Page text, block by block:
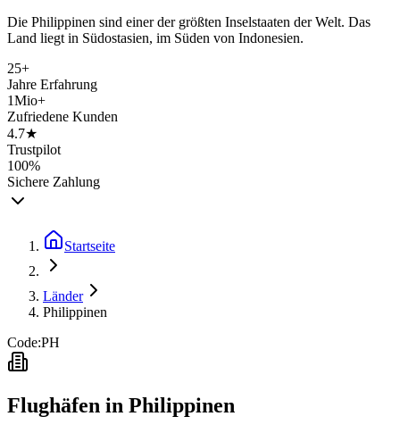
Die Philippinen sind einer der größten Inselstaaten der Welt. Das
Land liegt in Südostasien, im Süden von Indonesien.
25+
Jahre Erfahrung
1Mio+
Zufriedene Kunden
4.7★
Trustpilot
100%
Sichere Zahlung
Startseite
Länder
Philippinen
Code:PH
Flughäfen in Philippinen